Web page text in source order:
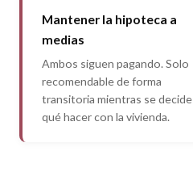
Mantener la hipoteca a
medias
Ambos siguen pagando. Solo
recomendable de forma
transitoria mientras se decide
qué hacer con la vivienda.